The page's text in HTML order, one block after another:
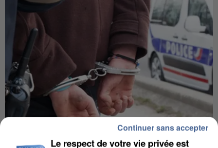
Le respect de votre vie privée est
Continuer sans accepter